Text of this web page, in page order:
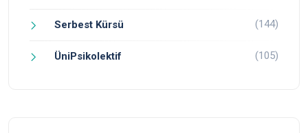
Serbest Kürsü (144)
ÜniPsikolektif (105)